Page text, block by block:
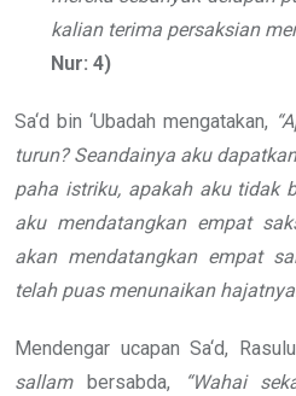
kalian terima persaksian
Nur: 4)
Sa‘d bin ‘Ubadah mengatakan,
turun? Seandainya aku
paha istriku, apakah aku tidak
aku mendatangkan empat
akan mendatangkan empat
telah puas menunaikan
Mendengar ucapan Sa‘d,
sallambersabda,
“Wahai